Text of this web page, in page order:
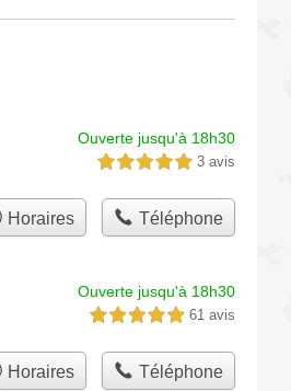
Ouverte jusqu'à 18h30
5,0 étoiles sur 5 3 avis
Horaires Téléphone
Ouverte jusqu'à 18h30
5,0 étoiles sur 5 61 avis
Horaires Téléphone